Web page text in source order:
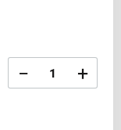
− +